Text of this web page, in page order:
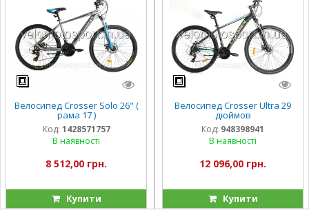
Велосипед Crosser Solo 26" (
рама 17 )
Код: 1428571757
В наявності
8 512,00 грн.
Купити
Велосипед Crosser Ultra 29
дюймов
Код: 948398941
В наявності
12 096,00 грн.
Купити